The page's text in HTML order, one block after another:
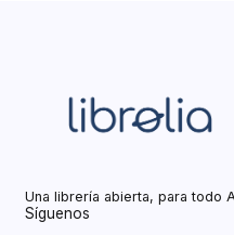
Una librería abierta, para todo
Síguenos